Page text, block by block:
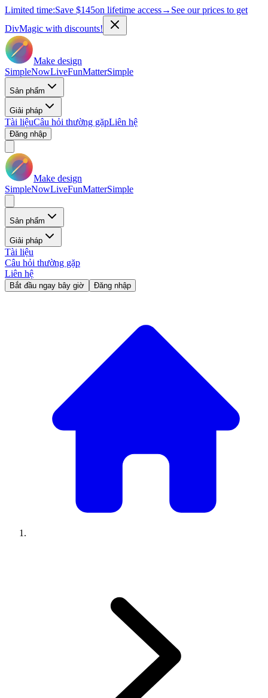
Limited time:Save $145on lifetime access→ See our prices to get
DivMagic with discounts!
Make design
SimpleNowLiveFunMatterSimple
Sản phẩm
Giải pháp
Tài liệuCâu hỏi thường gặpLiên hệ
Đăng nhập
Make design
SimpleNowLiveFunMatterSimple
Sản phẩm
Giải pháp
Tài liệu
Câu hỏi thường gặp
Liên hệ
Bắt đầu ngay bây giờ Đăng nhập